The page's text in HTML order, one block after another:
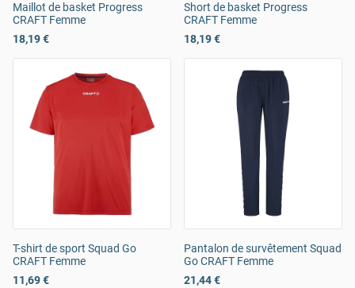
Maillot de basket Progress
CRAFT Femme
18,19 €
Short de basket Progress
CRAFT Femme
18,19 €
T-shirt de sport Squad Go
CRAFT Femme
11,69 €
Pantalon de survêtement Squad
Go CRAFT Femme
21,44 €